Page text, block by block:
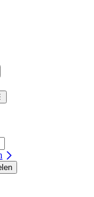
dag verzonden